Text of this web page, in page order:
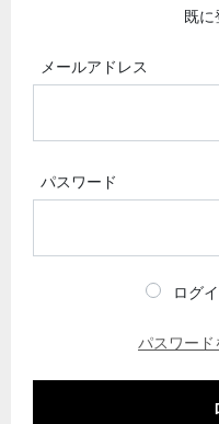
既
メールアドレス
パスワード
ログ
パスワード